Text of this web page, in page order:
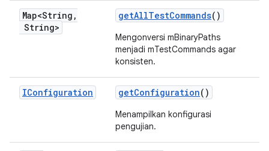
Map<String ,
String>
getAllTestCommands()
Mengonversi mBinaryPaths
menjadi mTestCommands agar
konsisten.
IConfiguration getConfiguration()
Menampilkan konfigurasi
pengujian.